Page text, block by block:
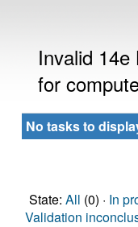
Invalid
for
No tasks to
State: All (0) · In
Validation